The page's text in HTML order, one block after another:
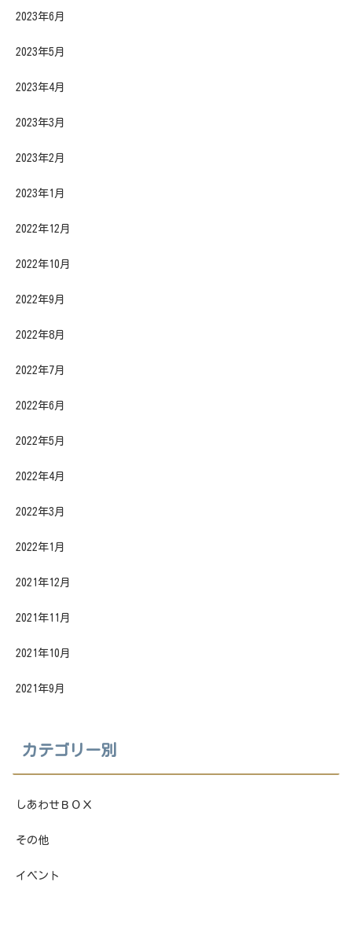
2023年6月
2023年5月
2023年4月
2023年3月
2023年2月
2023年1月
2022年12月
2022年10月
2022年9月
2022年8月
2022年7月
2022年6月
2022年5月
2022年4月
2022年3月
2022年1月
2021年12月
2021年11月
2021年10月
2021年9月
カテゴリー別
しあわせＢＯＸ
その他
イベント